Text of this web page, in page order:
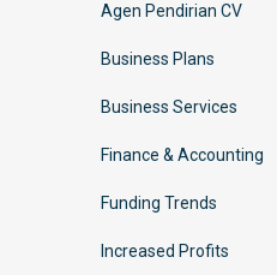
Agen Pendirian CV
Business Plans
Business Services
Finance & Accounting
Funding Trends
Increased Profits